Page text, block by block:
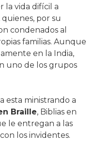
la vida difícil a
por su
condenados al
familias. Aunque
en la India,
uno de los grupos
esta ministrando a
Braille, Biblias en
le entregan a las
los invidentes.